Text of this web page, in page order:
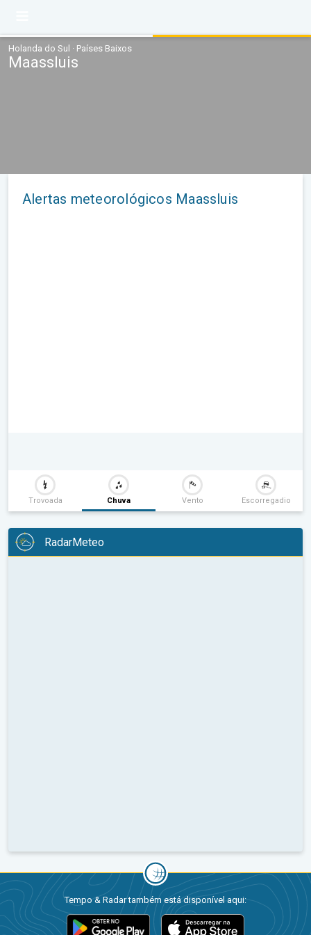
Holanda do Sul · Países Baixos
Maassluis
Alertas meteorológicos Maassluis
Trovoada Chuva Vento Escorregadio
RadarMeteo
Tempo & Radar também está disponível aqui: